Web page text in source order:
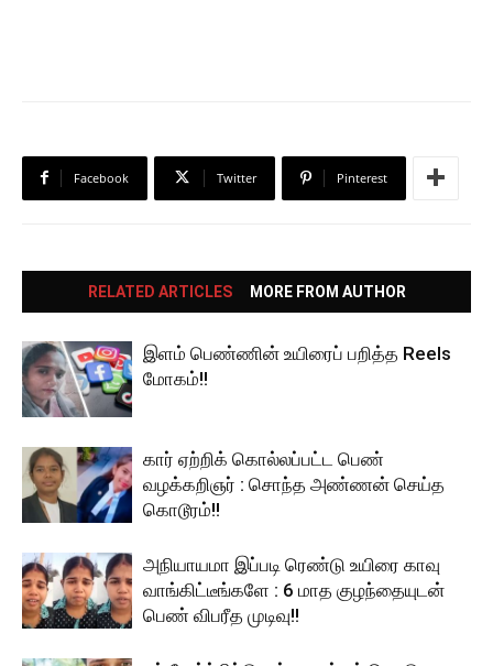
Facebook Twitter Pinterest
RELATED ARTICLES MORE FROM AUTHOR
இளம் பெண்ணின் உயிரைப் பறித்த Reels
மோகம்!!
கார் ஏற்றிக் கொல்லப்பட்ட பெண்
வழக்கறிஞர் : சொந்த அண்ணன் செய்த
கொடூரம்!!
அநியாயமா இப்படி ரெண்டு உயிரை காவு
வாங்கிட்டீங்களே : 6 மாத குழந்தையுடன்
பெண் விபரீத முடிவு!!